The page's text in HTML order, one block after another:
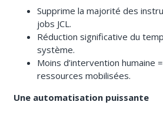
Supprime la majorité des
jobs JCL.
Réduction significative du
système.
Moins d’intervention humaine
ressources mobilisées.
Une automatisation puissante